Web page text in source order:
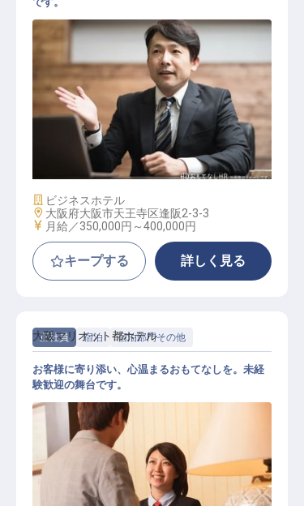
支配人候補
施設業態
ビジネスホテル
勤務地
大阪府大阪市天王寺区逢阪2-3-3
給与
月給／350,000円～400,000円
キープする 詳しく見る
正社員 宿泊 宿泊部門その他
大阪マリオット都ホテル
お客様に寄り添い、心温まるおもてなしを。未経
験歓迎の舞台です。